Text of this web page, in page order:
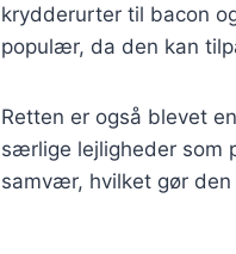
krydderurter til bacon
populær, da den kan
Retten er også blevet
særlige lejligheder som
samvær, hvilket gør